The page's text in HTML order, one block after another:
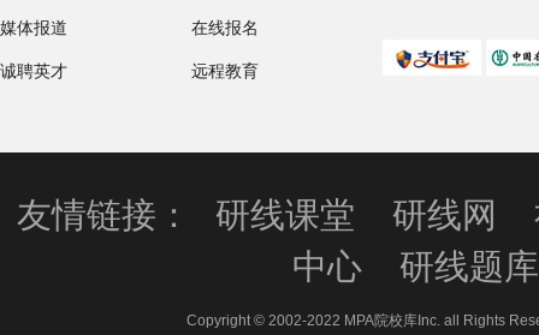
媒体报道
诚聘英才
在线报名
远程教育
友情链接： 研线课堂 研线网
中心
研线题库
Copyright © 2002-2022 MPA院校库Inc. all Rights